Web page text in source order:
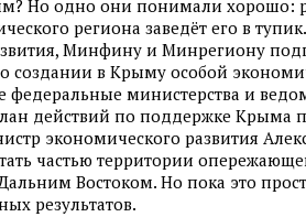
Но одно они понимали хорошо:
региона заведёт его в
Минфину и Минрегиону
создании в Крыму особой
федеральные министерства и
действий по поддержке Крыма
экономического развития
частью территории
Востоком. Но пока это
результатов.